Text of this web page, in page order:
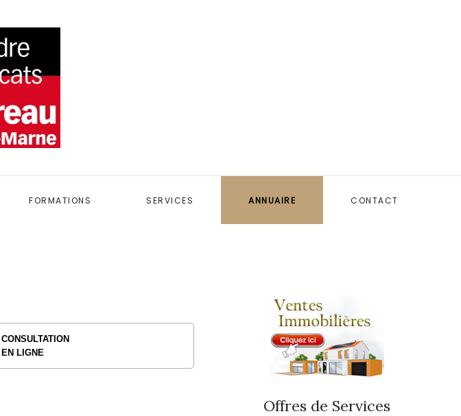
FORMATIONS SERVICES ANNUAIRE CONTACT
CONSULTATION
EN LIGNE
Offres de Services